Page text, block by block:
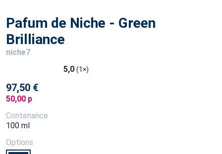
Pafum de Niche - Green
Brilliance
niche7
5,0 (1×)
97,50 €
50,00 p
Contenance
100 ml
Options